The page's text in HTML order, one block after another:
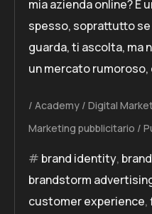
mia azienda online? È
spesso, soprattutto
guarda, ti ascolta, ma
un mercato rumoroso,
Academy Digital
Marketing pubblicitario
brand identity,
brandstorm
customer experience,